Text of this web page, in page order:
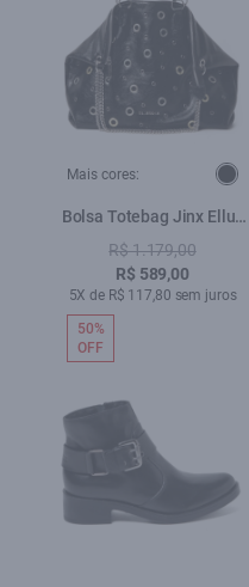
Mais cores:
Bolsa Totebag Jinx Ellus
Preto
R$ 1.179,00
R$ 589,00
5X de R$ 117,80 sem juros
50%
OFF